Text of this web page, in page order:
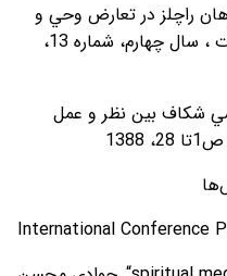
راچلز در تعارض وحي و
پرستش وحي و عمل اخلاقي، قبسات ، سال چهارم، شماره 13،
شکاف بين نظر و عمل
International Conference